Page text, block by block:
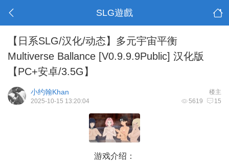
SLG遊戲
【日系SLG/汉化/动态】多元宇宙平衡
Multiverse Ballance [V0.9.9.9Public] 汉化版
【PC+安卓/3.5G】
楼主
小约翰Khan
5619 15
2025-10-15 13:20:04
游戏介绍：